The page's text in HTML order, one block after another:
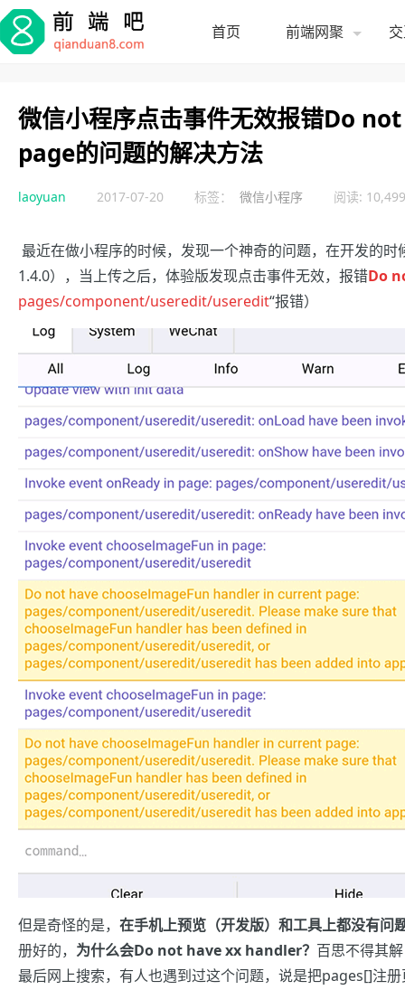
首页 前端网聚
微信小程序点击事件无效报错Do
page的问题的解决方法
laoyuan 2017-07-20 标签： 微信小程序 阅读: 10,499
最近在做小程序的时候，发现一个神奇的问题，在开发的
1.4.0），当上传之后，体验版发现点击事件无效，报错Do
pages/component/useredit/useredit“报错）
但是奇怪的是， 在手机上预览（开发版）和工具上都没有问
册好的， 为什么会Do not have xx handler？ 百思不得其
最后网上搜索，有人也遇到过这个问题，说是把pages[]注